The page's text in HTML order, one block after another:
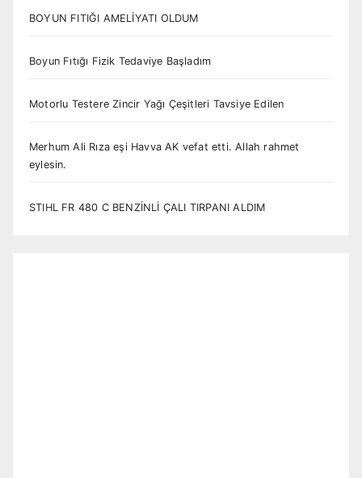
BOYUN FITIĞI AMELİYATI OLDUM
Boyun Fıtığı Fizik Tedaviye Başladım
Motorlu Testere Zincir Yağı Çeşitleri Tavsiye Edilen
Merhum Ali Rıza eşi Havva AK vefat etti. Allah rahmet
eylesin.
STIHL FR 480 C BENZİNLİ ÇALI TIRPANI ALDIM